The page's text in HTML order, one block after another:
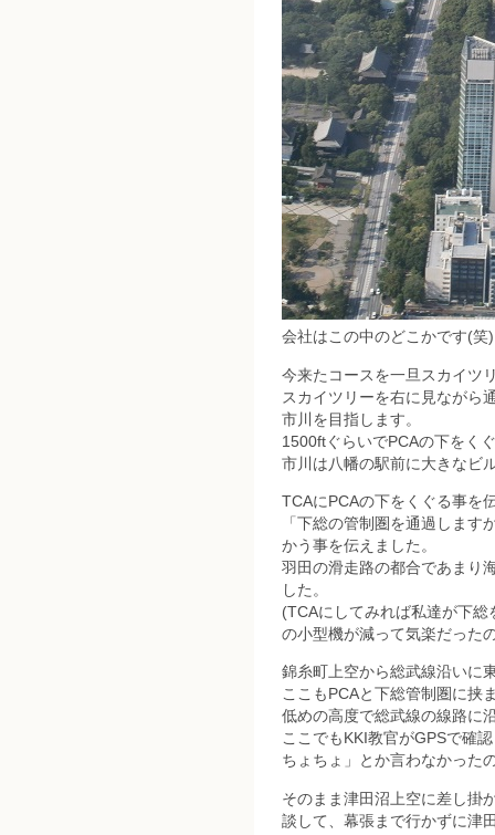
会社はこの中のどこかです(笑)
今来たコースを一旦スカイツ
スカイツリーを右に見ながら
市川を目指します。
1500ftぐらいでPCAの下をく
市川は八幡の駅前に大きなビ
TCAにPCAの下をくぐる事を
「下総の管制圏を通過しま
かう事を伝えました。
羽田の滑走路の都合であまり
した。
(TCAにしてみれば私達が下
の小型機が減って気楽だった
錦糸町上空から総武線沿いに
ここもPCAと下総管制圏に挟
低めの高度で総武線の線路に
ここでもKKI教官がGPSで確
ちょちょ」とか言わなかった
そのまま津田沼上空に差し掛
談して、幕張まで行かずに津